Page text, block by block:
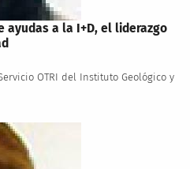
ayudas a la I+D, el liderazgo
OTRI del Instituto Geológico y